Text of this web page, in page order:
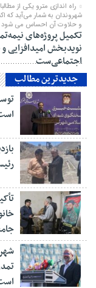
راه اندازی مترو یکی از
شهروندان به شمار می‌آید که
و حلاوت آن احساس می شود
تکمیل پروژه‌های
نویدبخش امیدافزایی
اجتماعی‌ست
جدیدترین مطالب